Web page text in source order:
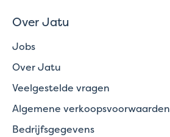
Over Jatu
Jobs
Over Jatu
Veelgestelde vragen
Algemene verkoopsvoorwaarden
Bedrijfsgegevens